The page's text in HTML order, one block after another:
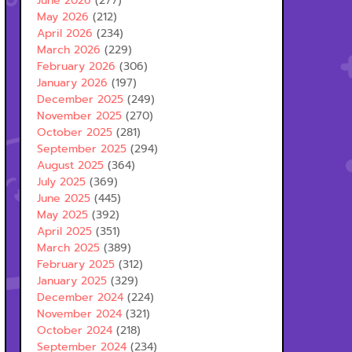
May 2026 (212)
April 2026 (234)
March 2026 (229)
February 2026 (306)
January 2026 (197)
December 2025 (249)
November 2025 (270)
October 2025 (281)
September 2025 (294)
August 2025 (364)
July 2025 (369)
June 2025 (445)
May 2025 (392)
April 2025 (351)
March 2025 (389)
February 2025 (312)
January 2025 (329)
December 2024 (224)
November 2024 (321)
October 2024 (218)
September 2024 (234)